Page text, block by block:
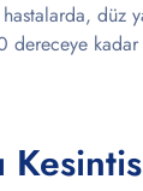
düz
dereceye